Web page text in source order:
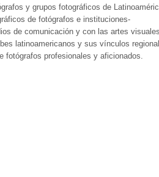
y grupos fotográficos de
de fotógrafos e instituciones-
de comunicación y con las artes
latinoamericanos y sus vínculos
fotógrafos profesionales y aficionados.